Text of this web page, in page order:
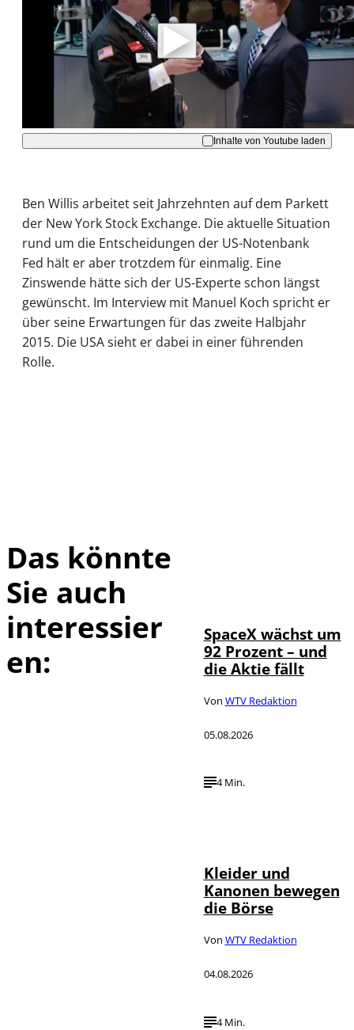
Mit der Wiedergabe dieses Videos werden
Daten an Youtube übertragen.
Hinweise dazu erhalten Sie in derDatenschutzerklärung .
Akzeptieren
Inhalte von Youtube laden
Ben Willis arbeitet seit Jahrzehnten auf dem Parkett
der New York Stock Exchange. Die aktuelle Situation
rund um die Entscheidungen der US-Notenbank
Fed hält er aber trotzdem für einmalig. Eine
Zinswende hätte sich der US-Experte schon längst
gewünscht. Im Interview mit Manuel Koch spricht er
über seine Erwartungen für das zweite Halbjahr
2015. Die USA sieht er dabei in einer führenden
Rolle.
Das könnte
Sie auch
interessier
en:
SpaceX wächst um
92 Prozent – und
die Aktie fällt
Von WTV Redaktion
05.08.2026
4 Min.
Kleider und
Kanonen bewegen
die Börse
Von WTV Redaktion
04.08.2026
4 Min.